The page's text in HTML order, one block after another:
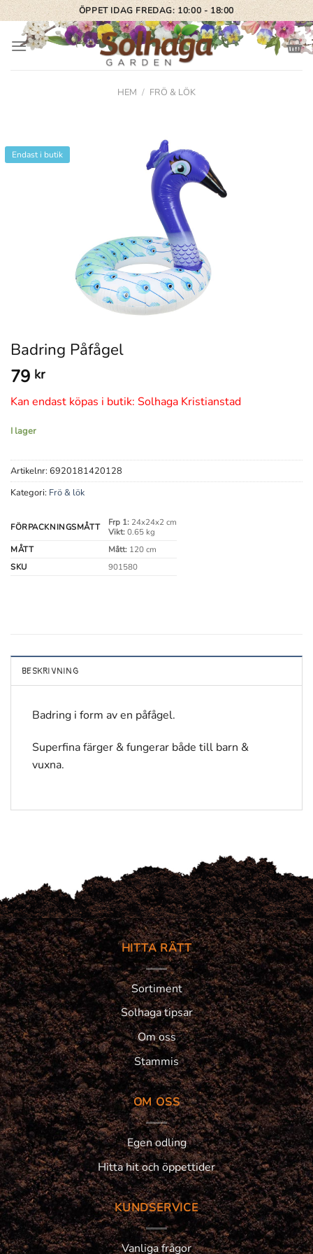
Skip
to
content
ÖPPET IDAG FREDAG: 10:00 - 18:00
HEM / FRÖ & LÖK
Endast i butik
Badring Påfågel
79 kr
Kan endast köpas i butik: Solhaga Kristianstad
I lager
Artikelnr: 6920181420128
Kategori: Frö & lök
FÖRPACKNINGSMÅTT Frp 1:24x24x2 cm
Vikt:0.65 kg
MÅTT
Mått:120 cm
SKU
901580
BESKRIVNING
Badring i form av en påfågel.
Superfina färger & fungerar både till barn &
vuxna.
HITTA RÄTT
Sortiment
Solhaga tipsar
Om oss
Stammis
OM OSS
Egen odling
Hitta hit och öppettider
KUNDSERVICE
Vanliga frågor